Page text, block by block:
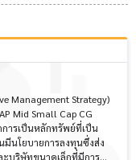
Management Strategy)
Mid Small Cap CG
การเป็นหลักทรัพย์ที่เป็น
นโยบายการลงทุนซึ่งส่ง
ะบริษัทขนาดเล็กที่มีการ